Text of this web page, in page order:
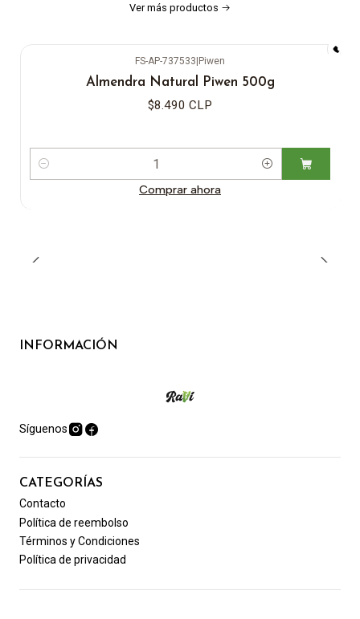
Ver más productos
FS-AP-737533|Piwen
Almendra Natural Piwen 500g
$8.490 CLP
Cantidad
Comprar ahora
INFORMACIÓN
Síguenos
CATEGORÍAS
Contacto
Política de reembolso
Términos y Condiciones
Política de privacidad